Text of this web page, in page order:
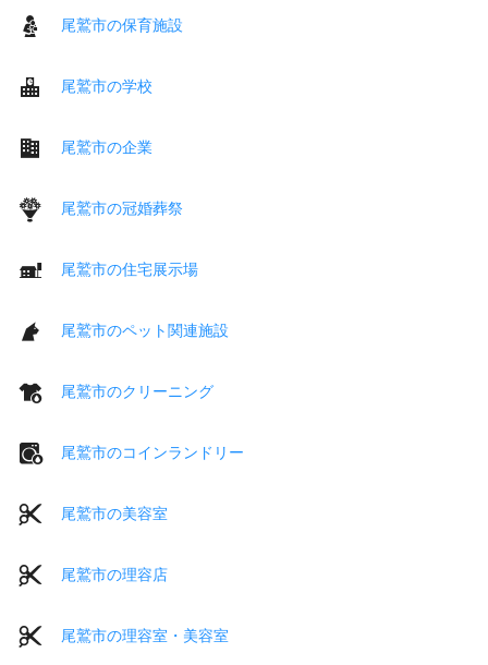
尾鷲市の保育施設
尾鷲市の学校
尾鷲市の企業
尾鷲市の冠婚葬祭
尾鷲市の住宅展示場
尾鷲市のペット関連施設
尾鷲市のクリーニング
尾鷲市のコインランドリー
尾鷲市の美容室
尾鷲市の理容店
尾鷲市の理容室・美容室